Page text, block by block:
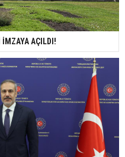
İMZAYA AÇILDI!